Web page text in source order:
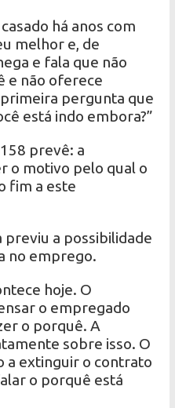
há anos com
melhor e, de
e fala que não
e não oferece
pergunta que
está indo embora?”
prevê: a
o motivo pelo qual o
fim a este
previu a possibilidade
no emprego.
hoje. O
o empregado
o porquê. A
sobre isso. O
a extinguir o contrato
o porquê está